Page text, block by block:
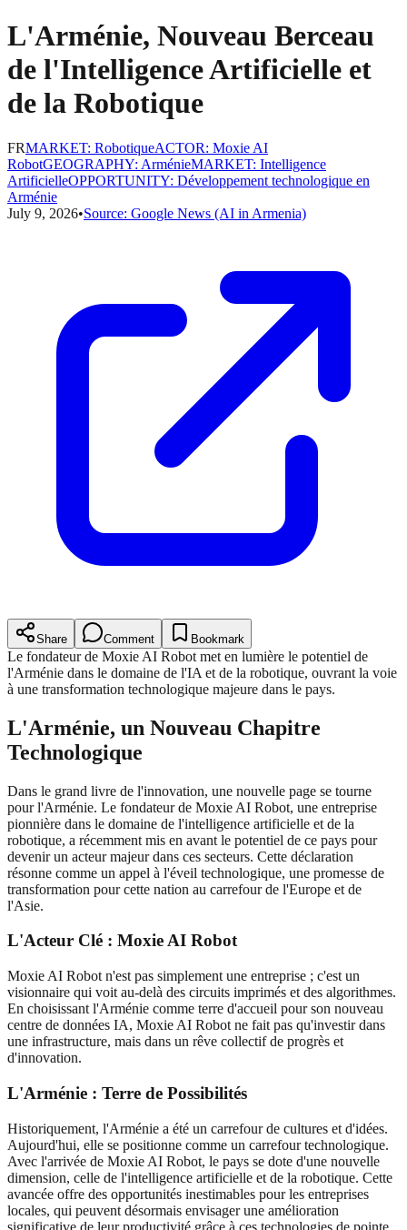
L'Arménie, Nouveau Berceau
de l'Intelligence Artificielle et
de la Robotique
FRMARKET: RobotiqueACTOR: Moxie AI
RobotGEOGRAPHY: ArménieMARKET: Intelligence
ArtificielleOPPORTUNITY: Développement technologique en
Arménie
July 9, 2026•Source: Google News (AI in Armenia)
Share Comment Bookmark
Le fondateur de Moxie AI Robot met en lumière le potentiel de
l'Arménie dans le domaine de l'IA et de la robotique, ouvrant la voie
à une transformation technologique majeure dans le pays.
L'Arménie, un Nouveau Chapitre
Technologique
Dans le grand livre de l'innovation, une nouvelle page se tourne
pour l'Arménie. Le fondateur de Moxie AI Robot, une entreprise
pionnière dans le domaine de l'intelligence artificielle et de la
robotique, a récemment mis en avant le potentiel de ce pays pour
devenir un acteur majeur dans ces secteurs. Cette déclaration
résonne comme un appel à l'éveil technologique, une promesse de
transformation pour cette nation au carrefour de l'Europe et de
l'Asie.
L'Acteur Clé : Moxie AI Robot
Moxie AI Robot n'est pas simplement une entreprise ; c'est un
visionnaire qui voit au-delà des circuits imprimés et des algorithmes.
En choisissant l'Arménie comme terre d'accueil pour son nouveau
centre de données IA, Moxie AI Robot ne fait pas qu'investir dans
une infrastructure, mais dans un rêve collectif de progrès et
d'innovation.
L'Arménie : Terre de Possibilités
Historiquement, l'Arménie a été un carrefour de cultures et d'idées.
Aujourd'hui, elle se positionne comme un carrefour technologique.
Avec l'arrivée de Moxie AI Robot, le pays se dote d'une nouvelle
dimension, celle de l'intelligence artificielle et de la robotique. Cette
avancée offre des opportunités inestimables pour les entreprises
locales, qui peuvent désormais envisager une amélioration
significative de leur productivité grâce à ces technologies de pointe.